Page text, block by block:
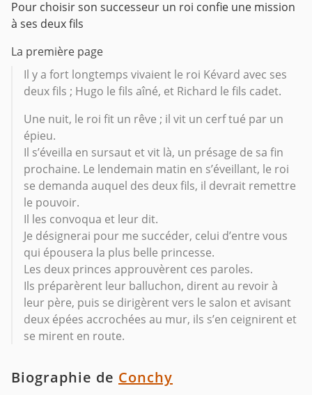
Pour choisir son successeur un roi confie une mission
à ses deux fils
La première page
Il y a fort longtemps vivaient le roi Kévard avec ses
deux fils ; Hugo le fils aîné, et Richard le fils cadet.
Une nuit, le roi fit un rêve ; il vit un cerf tué par un
épieu.
Il s’éveilla en sursaut et vit là, un présage de sa fin
prochaine. Le lendemain matin en s’éveillant, le roi
se demanda auquel des deux fils, il devrait remettre
le pouvoir.
Il les convoqua et leur dit.
Je désignerai pour me succéder, celui d’entre vous
qui épousera la plus belle princesse.
Les deux princes approuvèrent ces paroles.
Ils préparèrent leur balluchon, dirent au revoir à
leur père, puis se dirigèrent vers le salon et avisant
deux épées accrochées au mur, ils s’en ceignirent et
se mirent en route.
Biographie de Conchy